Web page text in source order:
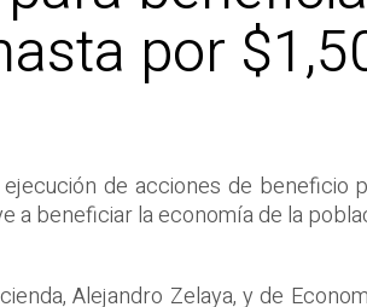
por
de acciones de beneficio
a beneficiar la economía de la
Alejandro Zelaya, y de